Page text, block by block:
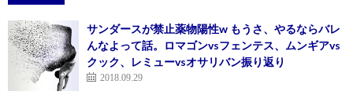
サンダースが禁止薬物陽性w もうさ、やるならバレ
んなよって話。ロマゴンvsフェンテス、ムンギアvs
クック、レミューvsオサリバン振り返り
2018.09.29